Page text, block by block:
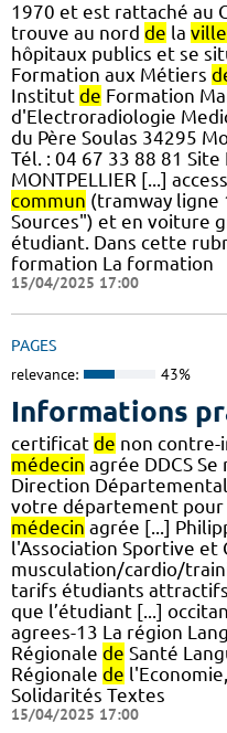
1970 et est rattaché au
trouve au nord de la ville
hôpitaux publics et se
Formation aux Métiers
Institut de Formation
d'Electroradiologie
du Père Soulas 34295
Tél. : 04 67 33 88 81
MONTPELLIER [...]
commun (tramway ligne
Sources") et en voiture
étudiant. Dans cette
formation La formation
15/04/2025 17:00
PAGES
relevance: 43%
Informations
certificat de non contre-
médecin agrée DDCS
Direction
votre département
médecin agrée [...]
l'Association Sportive et
musculation/cardio/
tarifs étudiants
que l’étudiant [...]
agrees-13 La région
Régionale de Santé
Régionale de l'Economie,
Solidarités Textes
15/04/2025 17:00